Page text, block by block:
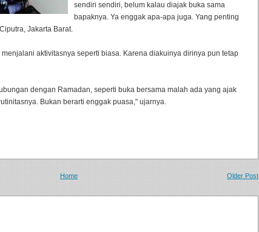
sendiri sendiri, belum kalau diajak buka sama
bapaknya. Ya enggak apa-apa juga. Yang penting
Jakarta Barat.
aktivitasnya seperti biasa. Karena diakuinya dirinya pun tetap
dengan Ramadan, seperti buka bersama malah ada yang ajak
Bukan berarti enggak puasa," ujarnya.
Older Post
Home